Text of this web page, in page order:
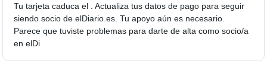
Tu tarjeta caduca el . Actualiza tus datos de pago para seguir
siendo socio de elDiario.es. Tu apoyo aún es necesario.
Parece que tuviste problemas para darte de alta como socio/a
en elDi